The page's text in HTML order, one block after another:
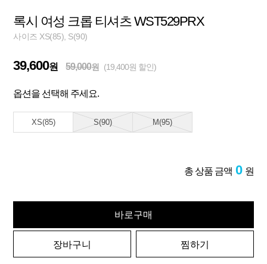
록시 여성 크롭 티셔츠 WST529PRX
사이즈 XS(85), S(90)
39,600원 59,000원 (19,400원 할인)
옵션을 선택해 주세요.
XS(85) S(90) M(95)
총 상품 금액 0 원
바로구매
장바구니 찜하기